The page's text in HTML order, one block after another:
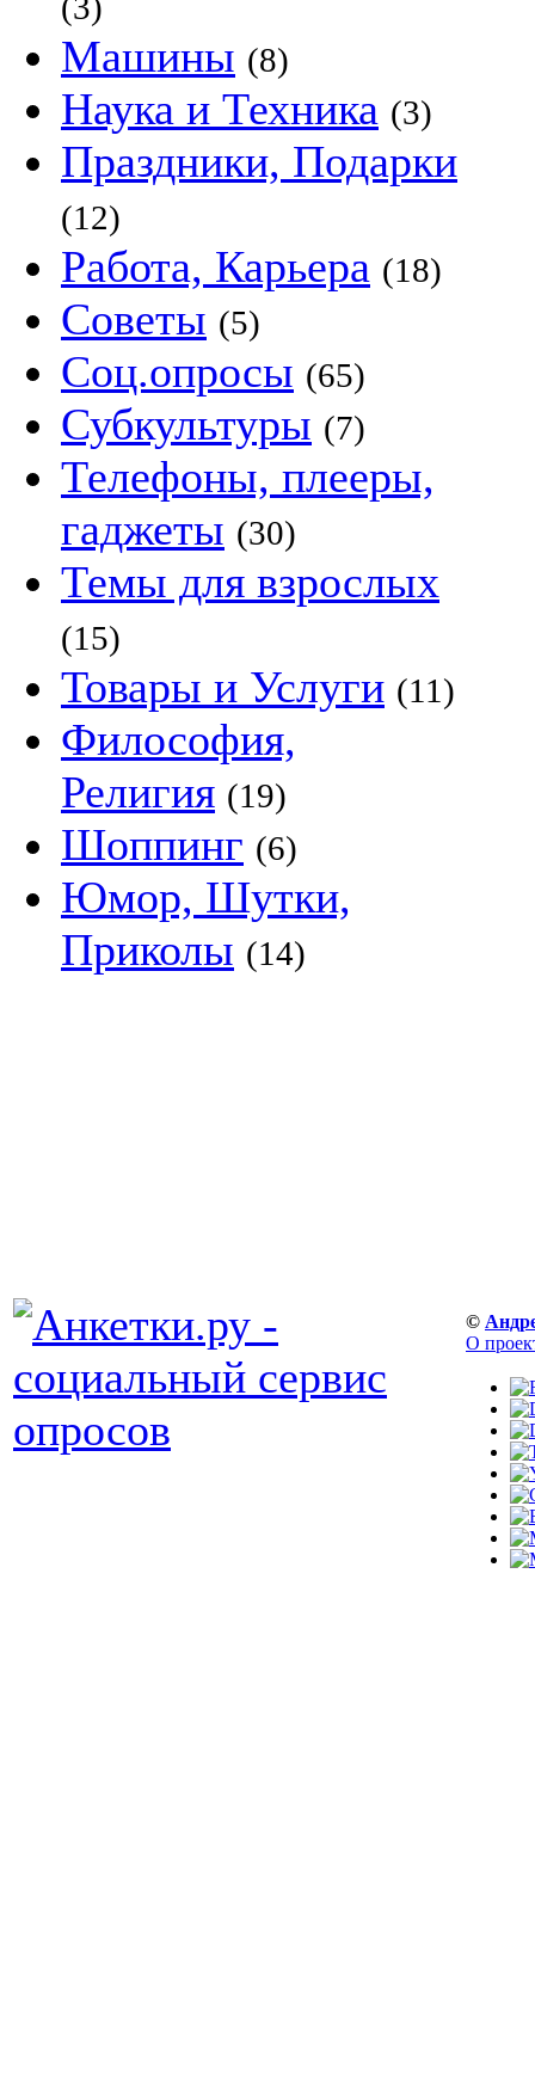
Машины (8)
Наука и Техника (3)
Праздники, Подарки
(12)
Работа, Карьера (18)
Советы (5)
Соц.опросы (65)
Субкультуры (7)
Телефоны, плееры,
гаджеты (30)
Темы для взрослых
(15)
Товары и Услуги (11)
Философия,
Религия (19)
Шоппинг (6)
Юмор, Шутки,
Приколы (14)
©
О